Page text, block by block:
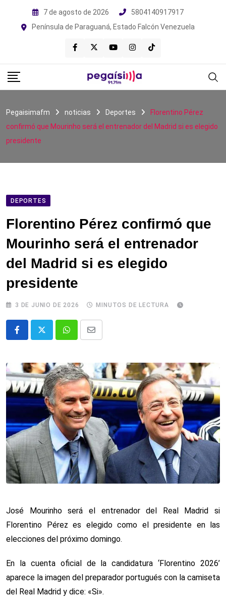
7 de agosto de 2026
5804140917917
Península de Paraguaná, Estado Falcón Venezuela
Pegaisimafm noticias Deportes
Florentino Pérez
confirmó que Mourinho será el entrenador del Madrid si es elegido
presidente
DEPORTES
Florentino Pérez confirmó que
Mourinho será el entrenador
del Madrid si es elegido
presidente
3 DE JUNIO DE 2026 MINUTOS DE LECTURA
WhatsappComparte
email
José Mourinho será el entrenador del Real Madrid si
Florentino Pérez es elegido como el presidente en las
elecciones del próximo domingo.
En la cuenta oficial de la candidatura ‘Florentino 2026’
aparece la imagen del preparador portugués con la camiseta
del Real Madrid y dice: «Si».